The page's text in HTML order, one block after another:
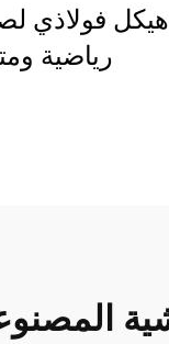
هيكل فولاذي
رياضية